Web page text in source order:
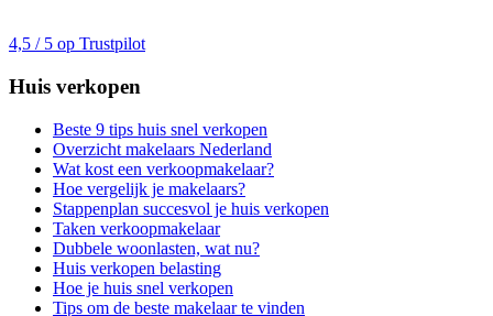
4,5 / 5 op Trustpilot
Huis verkopen
Beste 9 tips huis snel verkopen
Overzicht makelaars Nederland
Wat kost een verkoopmakelaar?
Hoe vergelijk je makelaars?
Stappenplan succesvol je huis verkopen
Taken verkoopmakelaar
Dubbele woonlasten, wat nu?
Huis verkopen belasting
Hoe je huis snel verkopen
Tips om de beste makelaar te vinden